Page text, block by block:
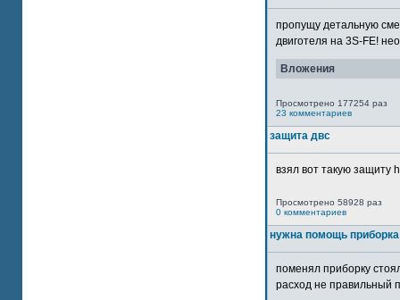
пропущу детальную
двиготеля на 3S-FE!
Вложения
Просмотрено 177254 раз
23 комментариев
защита двс
взял вот такую защиту
Просмотрено 58928 раз
0 комментариев
нужна помощь
поменял приборку
расход не правильный